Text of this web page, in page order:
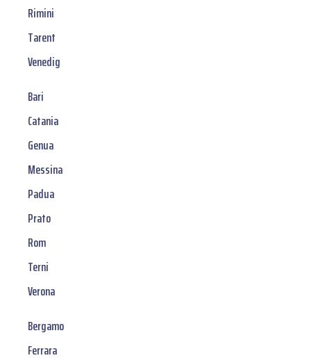
Rimini
Tarent
Venedig
Bari
Catania
Genua
Messina
Padua
Prato
Rom
Terni
Verona
Bergamo
Ferrara